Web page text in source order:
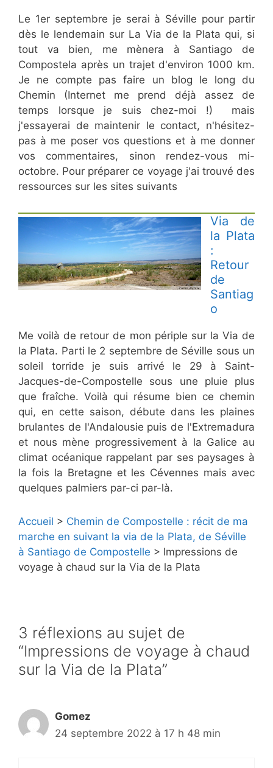
Le 1er septembre je serai à Séville pour partir
dès le lendemain sur La Via de la Plata qui, si
tout va bien, me mènera à Santiago de
Compostela après un trajet d'environ 1000 km.
Je ne compte pas faire un blog le long du
Chemin (Internet me prend déjà assez de
temps lorsque je suis chez-moi !) mais
j'essayerai de maintenir le contact, n'hésitez-
pas à me poser vos questions et à me donner
vos commentaires, sinon rendez-vous mi-
octobre. Pour préparer ce voyage j'ai trouvé des
ressources sur les sites suivants
Via de
la Plata
:
Retour
de
Santiag
o
Me voilà de retour de mon périple sur la Via de
la Plata. Parti le 2 septembre de Séville sous un
soleil torride je suis arrivé le 29 à Saint-
Jacques-de-Compostelle sous une pluie plus
que fraîche. Voilà qui résume bien ce chemin
qui, en cette saison, débute dans les plaines
brulantes de l'Andalousie puis de l'Extremadura
et nous mène progressivement à la Galice au
climat océanique rappelant par ses paysages à
la fois la Bretagne et les Cévennes mais avec
quelques palmiers par-ci par-là.
Accueil > Chemin de Compostelle : récit de ma
marche en suivant la via de la Plata, de Séville
à Santiago de Compostelle > Impressions de
voyage à chaud sur la Via de la Plata
3 réflexions au sujet de
“Impressions de voyage à chaud
sur la Via de la Plata”
Gomez
24 septembre 2022 à 17 h 48 min